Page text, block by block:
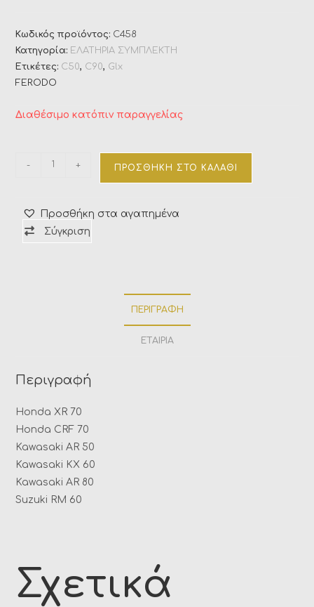
Κωδικός προϊόντος: C458
Κατηγορία: ΕΛΑΤΗΡΙΑ ΣΥΜΠΛΕΚΤΗ
Ετικέτες: C50, C90, Glx
FERODO
Διαθέσιμο κατόπιν παραγγελίας
- + ΠΡΟΣΘΉΚΗ ΣΤΟ ΚΑΛΆΘΙ
Προσθήκη στα αγαπημένα
Σύγκριση
ΠΕΡΙΓΡΑΦΉ
ΕΤΑΙΡΊΑ
Περιγραφή
Honda XR 70
Honda CRF 70
Kawasaki AR 50
Kawasaki KX 60
Kawasaki AR 80
Suzuki RM 60
Σχετικά